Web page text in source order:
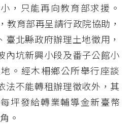
，只能再向教育部求援。
教育部再呈請行政院協助，
臺北縣政府辦理土地徵用，
內坑新興小段及番子公館小
。經木柵鄉公所舉行座談
法不能轉租辦理徵收外，其
坪發給轉業輔導金新臺幣
。